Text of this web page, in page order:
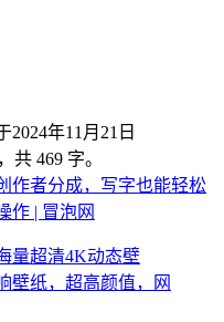
年11月21日
共 469 字。
作者分成，写字也能轻松
作 | 冒泡网